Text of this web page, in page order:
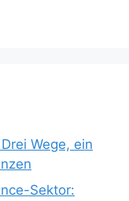
Wege, ein
Sektor: